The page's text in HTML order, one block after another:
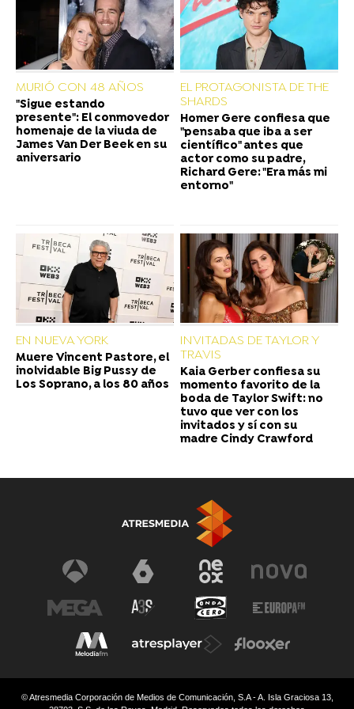
MURIÓ CON 48 AÑOS
"Sigue estando
presente": El conmovedor
homenaje de la viuda de
James Van Der Beek en su
aniversario
EL PROTAGONISTA DE THE
SHARDS
Homer Gere confiesa que
"pensaba que iba a ser
científico" antes que
actor como su padre,
Richard Gere: "Era más mi
entorno"
EN NUEVA YORK
Muere Vincent Pastore, el
inolvidable Big Pussy de
Los Soprano, a los 80 años
INVITADAS DE TAYLOR Y
TRAVIS
Kaia Gerber confiesa su
momento favorito de la
boda de Taylor Swift: no
tuvo que ver con los
invitados y sí con su
madre Cindy Crawford
© Atresmedia Corporación de Medios de Comunicación, S.A - A. Isla Graciosa 13,